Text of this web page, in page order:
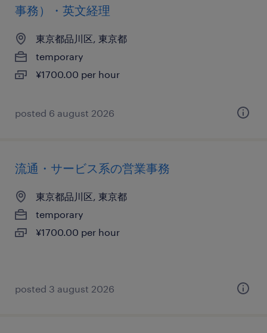
事務）・英文経理
東京都品川区, 東京都
temporary
¥1700.00 per hour
posted 6 august 2026
流通・サービス系の営業事務
東京都品川区, 東京都
temporary
¥1700.00 per hour
posted 3 august 2026